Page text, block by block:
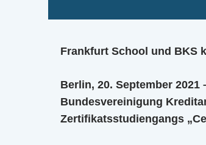
Frankfurt School und BKS
Berlin, 20. September
Bundesvereinigung
Zertifikatsstudiengangs